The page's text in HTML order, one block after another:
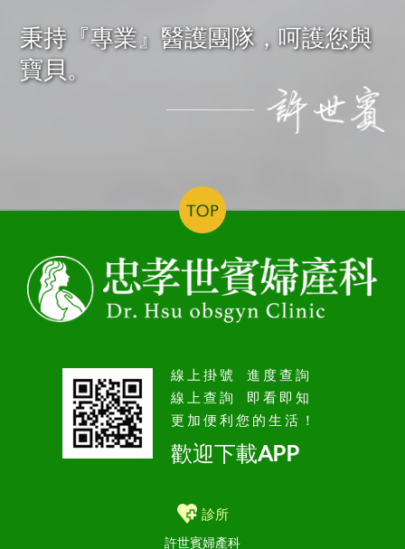
秉持『專業』醫護團隊，呵護您與
寶貝。
線上掛號 進度查詢
線上查詢 即看即知
更加便利您的生活！
歡迎下載APP
診所
許世賓婦產科